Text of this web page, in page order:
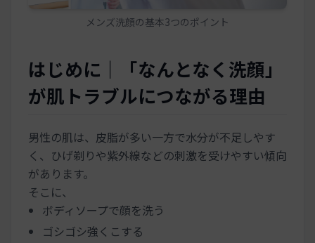
メンズ洗顔の基本3つのポイント
はじめに｜「なんとなく洗顔」
が肌トラブルにつながる理由
男性の肌は、皮脂が多い一方で水分が不足しやす
く、ひげ剃りや紫外線などの刺激を受けやすい傾向
があります。
そこに、
ボディソープで顔を洗う
ゴシゴシ強くこする